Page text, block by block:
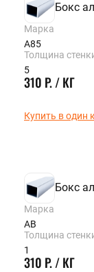
Бокс
Марка
А85
Толщина
5
310 Р. / КГ
Купить в один
Бокс
Марка
АВ
Толщина
1
310 Р. / КГ